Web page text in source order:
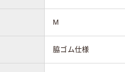
M
脇ゴム仕様